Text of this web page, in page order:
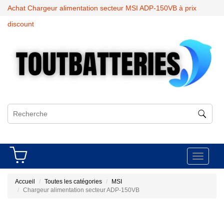
Achat Chargeur alimentation secteur MSI ADP-150VB à prix
discount
Toggle
Accueil Toutes les catégories
MSI
Chargeur alimentation secteur ADP-150VB